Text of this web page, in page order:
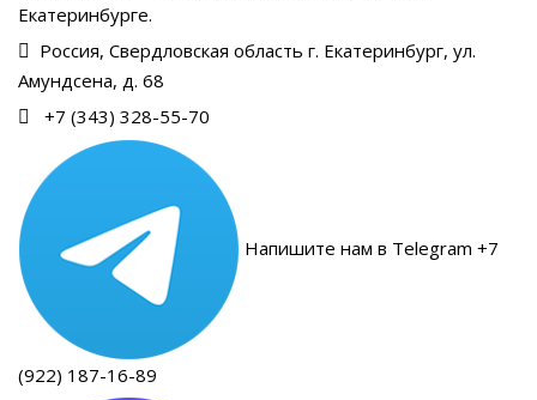
Екатеринбурге.
Россия, Свердловская область г. Екатеринбург, ул.
Амундсена, д. 68
+7 (343) 328-55-70
Напишите нам в Telegram +7
(922) 187-16-89